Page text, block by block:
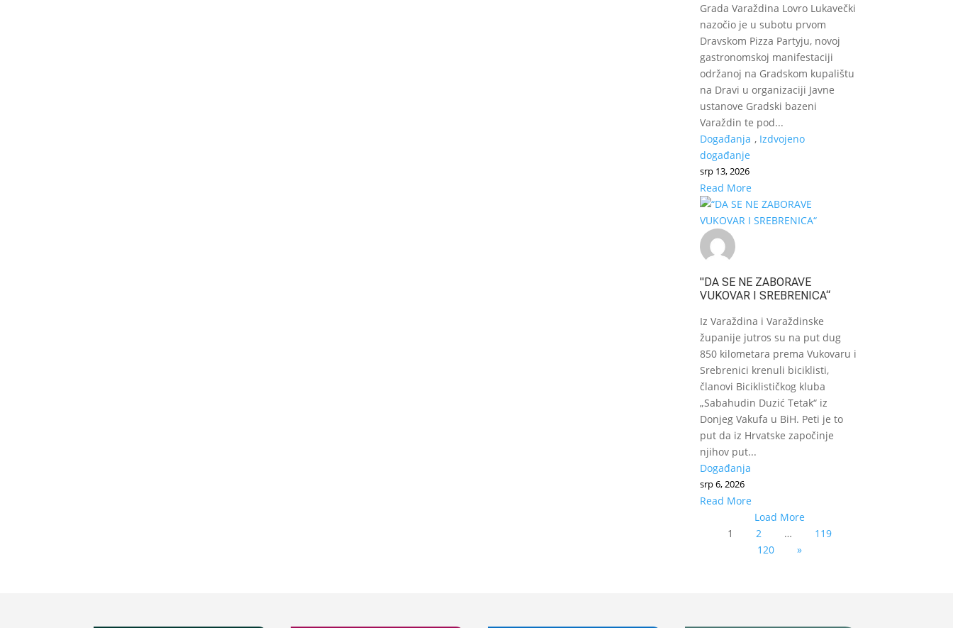
Grada Varaždina Lovro Lukavečki
nazočio je u subotu prvom
Dravskom Pizza Partyju, novoj
gastronomskoj manifestaciji
održanoj na Gradskom kupalištu
na Dravi u organizaciji Javne
ustanove Gradski bazeni
Varaždin te pod...
Događanja , Izdvojeno
događanje
srp 13, 2026
Read More
"DA SE NE ZABORAVE
VUKOVAR I SREBRENICA“
Iz Varaždina i Varaždinske
županije jutros su na put dug
850 kilometara prema Vukovaru i
Srebrenici krenuli biciklisti,
članovi Biciklističkog kluba
„Sabahudin Duzić Tetak“ iz
Donjeg Vakufa u BiH. Peti je to
put da iz Hrvatske započinje
njihov put...
Događanja
srp 6, 2026
Read More
Load More
1
2 …
119
120
»